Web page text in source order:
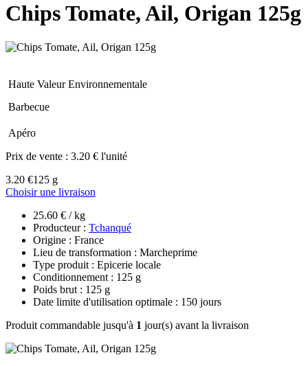
Chips Tomate, Ail, Origan 125g
Haute Valeur Environnementale
Barbecue
Apéro
Prix de vente : 3.20 € l'unité
3.20 €125 g
Choisir une livraison
25.60 € / kg
Producteur : Tchanqué
Origine : France
Lieu de transformation : Marcheprime
Type produit : Epicerie locale
Conditionnement : 125 g
Poids brut : 125 g
Date limite d'utilisation optimale : 150 jours
Produit commandable jusqu'à 1 jour(s) avant la livraison